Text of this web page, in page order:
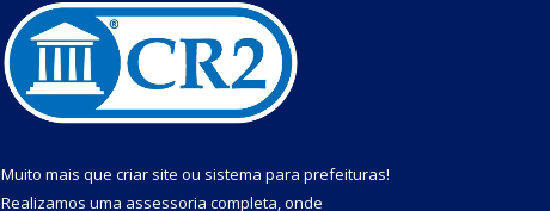
Muito mais que criar site ou sistema para prefeituras!
Realizamos uma assessoria completa, onde